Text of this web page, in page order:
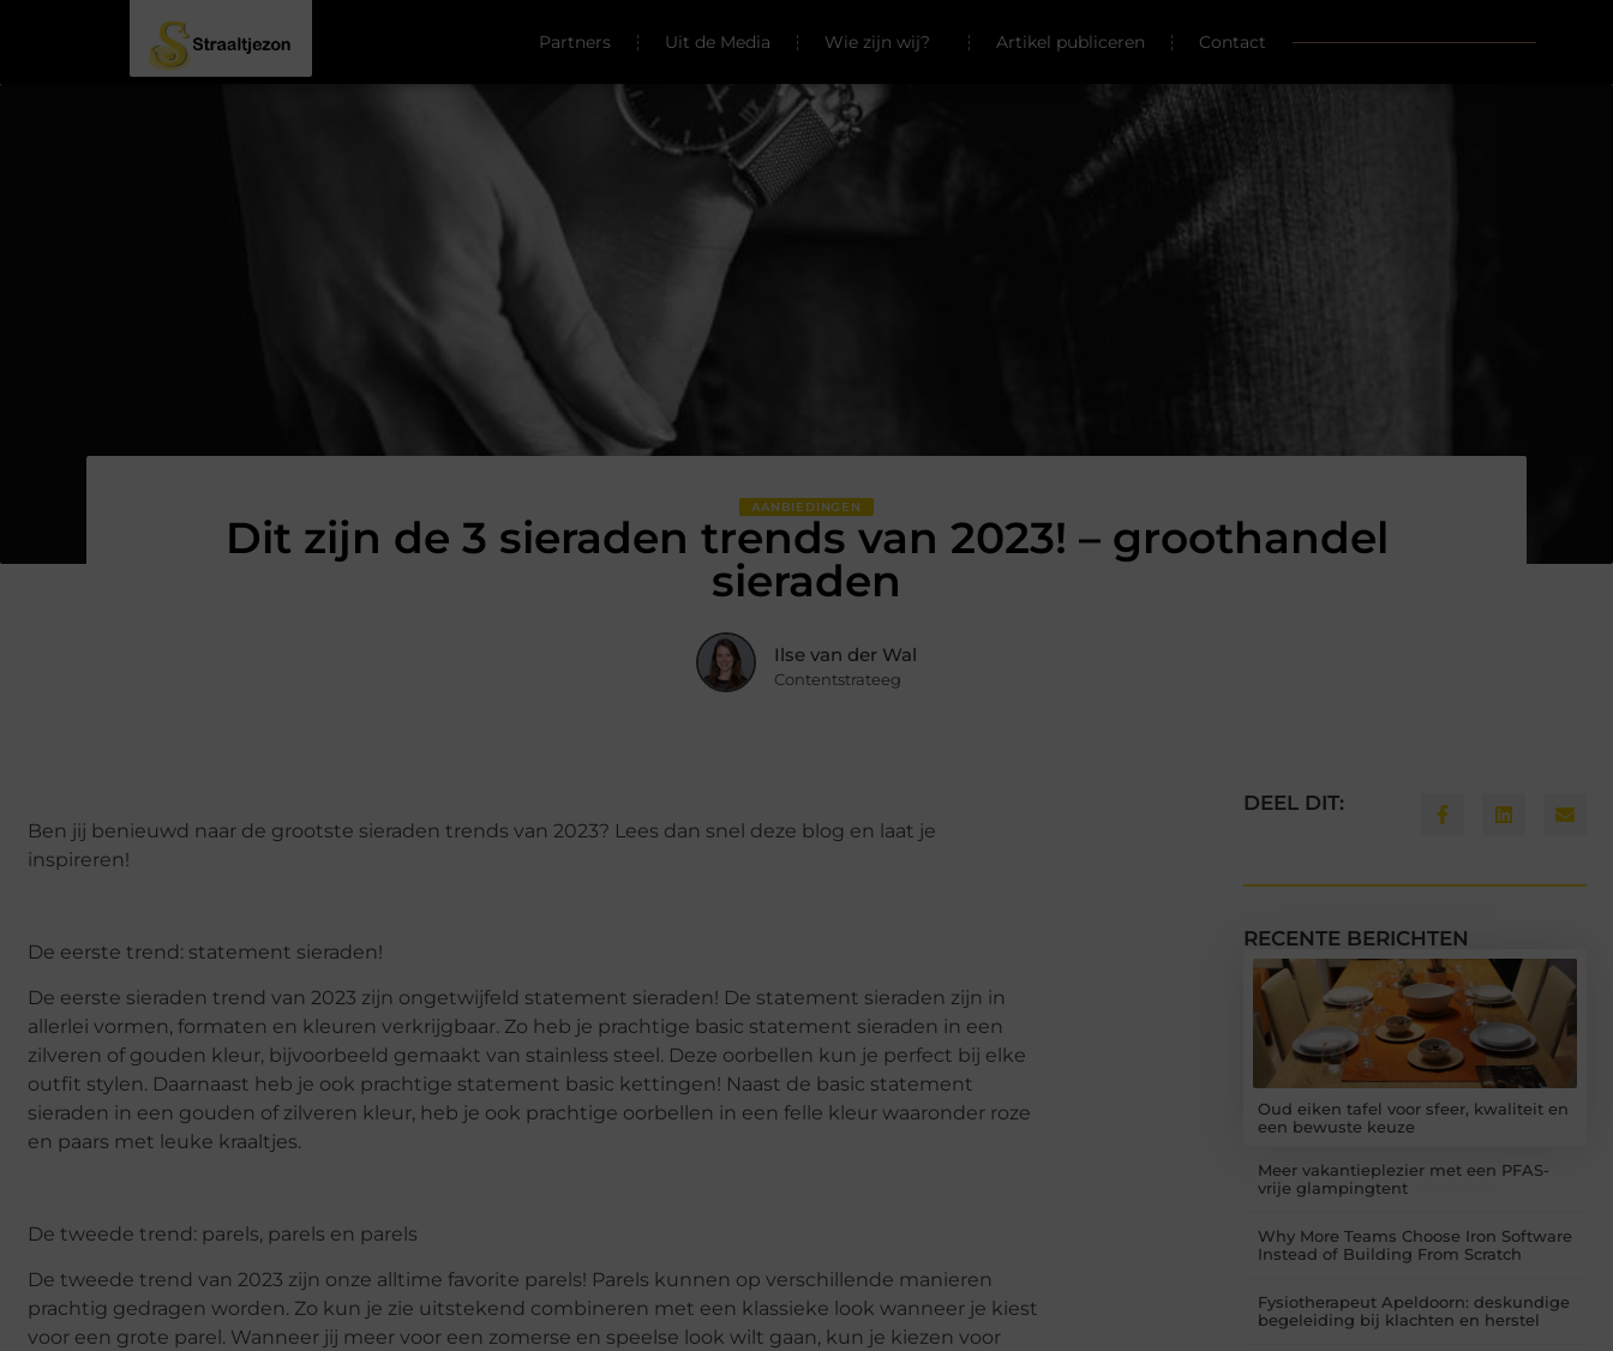
Partners Uit de Media Wie zijn wij? Artikel publiceren Contact
AANBIEDINGEN
Dit zijn de 3 sieraden trends van 2023! – groothandel
sieraden
Ilse van der Wal
Contentstrateeg
Ben jij benieuwd naar de grootste sieraden trends van 2023? Lees dan snel deze blog en laat je
inspireren!
De eerste trend: statement sieraden!
De eerste sieraden trend van 2023 zijn ongetwijfeld statement sieraden! De statement sieraden zijn in
allerlei vormen, formaten en kleuren verkrijgbaar. Zo heb je prachtige basic statement sieraden in een
zilveren of gouden kleur, bijvoorbeeld gemaakt van stainless steel. Deze oorbellen kun je perfect bij elke
outfit stylen. Daarnaast heb je ook prachtige statement basic kettingen! Naast de basic statement
sieraden in een gouden of zilveren kleur, heb je ook prachtige oorbellen in een felle kleur waaronder roze
en paars met leuke kraaltjes.
De tweede trend: parels, parels en parels
De tweede trend van 2023 zijn onze alltime favorite parels! Parels kunnen op verschillende manieren
prachtig gedragen worden. Zo kun je zie uitstekend combineren met een klassieke look wanneer je kiest
voor een grote parel. Wanneer jij meer voor een zomerse en speelse look wilt gaan, kun je kiezen voor
DEEL DIT:
RECENTE BERICHTEN
Oud eiken tafel voor sfeer, kwaliteit en
een bewuste keuze
Meer vakantieplezier met een PFAS-
vrije glampingtent
Why More Teams Choose Iron Software
Instead of Building From Scratch
Fysiotherapeut Apeldoorn: deskundige
begeleiding bij klachten en herstel